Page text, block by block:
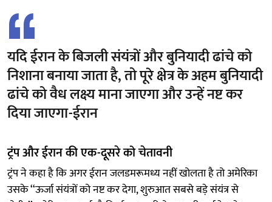
यदि ईरान के बिजली संयंत्रों और बुनियादी ढांचे को
निशाना बनाया जाता है, तो पूरे क्षेत्र के अहम बुनियादी
ढांचे को वैध लक्ष्य माना जाएगा और उन्हें नष्ट कर
दिया जाएगा-ईरान
ट्रंप और ईरान की एक-दूसरे को चेतावनी
ट्रंप ने कहा है कि अगर ईरान जलडमरूमध्य नहीं खोलता है तो अमेरिका
उसके ‘‘ऊर्जा संयंत्रों को नष्ट कर देगा, शुरुआत सबसे बड़े संयंत्र से